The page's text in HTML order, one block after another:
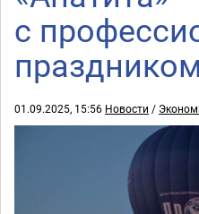
с
праздником
01.09.2025, 15:56 Новости /